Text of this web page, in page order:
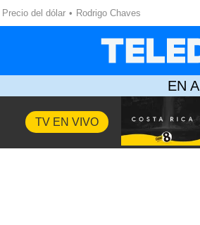
Precio del dólar Rodrigo Chaves
EN
TV EN VIVO